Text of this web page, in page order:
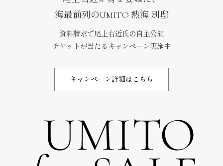
海最前列のUMITO 熱海 別邸
資料請求で尾上右近氏の自主公演
チケットが当たるキャンペーン実施中
キャンペーン詳細はこちら